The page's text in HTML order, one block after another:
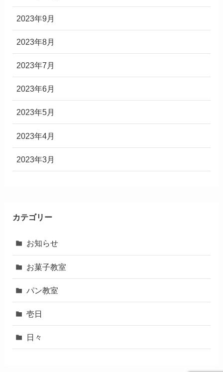
2023年9月
2023年8月
2023年7月
2023年6月
2023年5月
2023年4月
2023年3月
カテゴリー
お知らせ
お菓子教室
パン教室
壱日
日々